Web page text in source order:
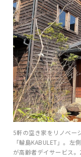
5軒の空き家をリノベー
「輪島KABULET」。
が高齢者デイサービス